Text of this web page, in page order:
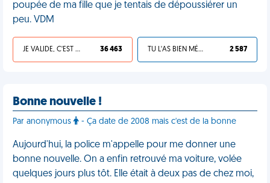
poupée de ma fille que je tentais de dépoussiérer un
peu. VDM
JE VALIDE, C'EST UNE VDM 36 463 TU L'AS BIEN MÉRITÉ 2 587
Bonne nouvelle !
Par anonymous - Ça date de 2008 mais c'est de la bonne
Aujourd'hui, la police m'appelle pour me donner une
bonne nouvelle. On a enfin retrouvé ma voiture, volée
quelques jours plus tôt. Elle était à deux pas de chez moi,